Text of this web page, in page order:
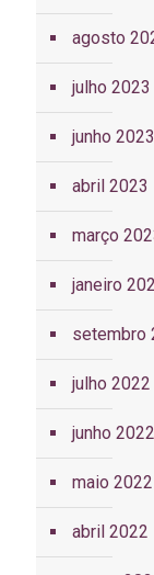
agosto
julho 2023
junho 2023
abril 2023
março
janeiro
setembro
julho 2022
junho 2022
maio 2022
abril 2022